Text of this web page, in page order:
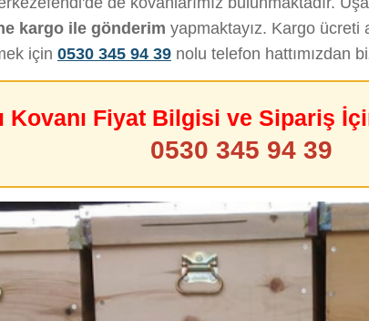
kargo ile gönderim yapmaktayız. Kargo ücreti
için 0530 345 94 39 nolu telefon hattımızdan
Kovanı Fiyat Bilgisi ve Sipariş
0530 345 94 39